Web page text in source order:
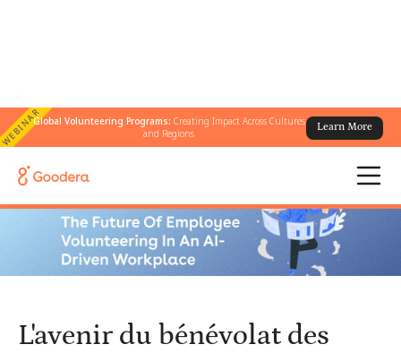
WEBINARGlobal Volunteering Programs: Creating Impact Across Cultures
and Regions
Learn More
← Tous les blogs
travail piloté par l'IA
L'avenir du bénévolat des